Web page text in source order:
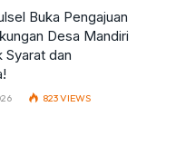
Buka Pengajuan
Desa Mandiri
Syarat dan
823VIEWS